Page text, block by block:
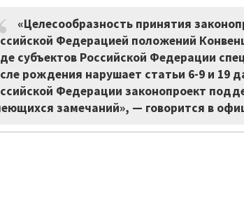
«Целесообразность принятия
Федерацией положений
субъектов Российской Федерации
рождения нарушает статьи 6-9 и 19
Федерации законопроект
замечаний», — говорится в